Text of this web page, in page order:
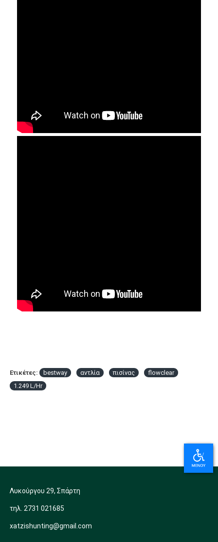
Ετικέτες: bestway αντλία πισίνας
flowclear
1.249 L/Hr
Λυκούργου 29, Σπάρτη
τηλ. 2731 021685
xatzishunting@gmail.com